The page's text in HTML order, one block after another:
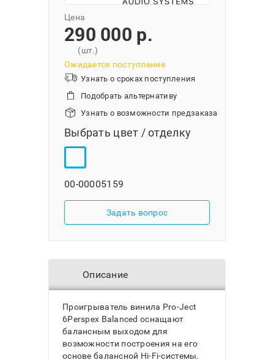
Цена
290 000 p.
(шт.)
Ожидается поступление
Узнать о сроках поступления
Подобрать альтернативу
Узнать о возможности предзаказа
Выбрать цвет / отделку
00-00005159
Задать вопрос
Описание
Проигрыватель винила Pro-Ject
6Perspex Balanced оснащают
балансным выходом для
возможности построения на его
основе балансной Hi-Fi-системы.